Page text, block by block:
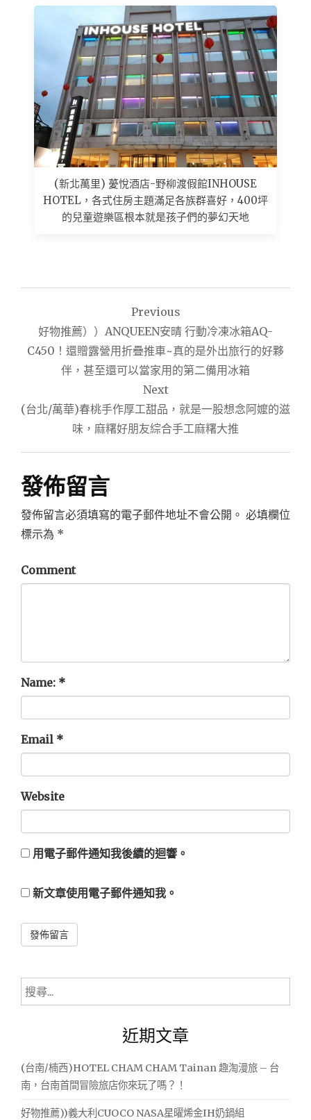
(新北萬里) 薆悅酒店-野柳渡假館INHOUSE
HOTEL，各式住房主題滿足各族群喜好，400坪
的兒童遊樂區根本就是孩子們的夢幻天地
章
導
Previous
好物推薦））ANQUEEN安晴 行動冷凍冰箱AQ-
C450！還贈露營用折疊推車~真的是外出旅行的好夥
伴，甚至還可以當家用的第二備用冰箱
Next
(台北/萬華)春桃手作厚工甜品，就是一股想念阿嬤的滋
味，麻糬好朋友綜合手工麻糬大推
發佈留言
發佈留言必須填寫的電子郵件地址不會公開。 必填欄位
標示為 *
Comment
Name: *
Email *
Website
用電子郵件通知我後續的迴響。
新文章使用電子郵件通知我。
搜
尋
近期文章
(台南/楠西)HOTEL CHAM CHAM Tainan 趣淘漫旅 – 台
南，台南首間冒險旅店你來玩了嗎？！
好物推薦))義大利CUOCO NASA星曜烯金IH奶鍋組